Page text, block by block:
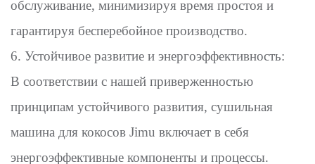
обслуживание, минимизируя время простоя и
гарантируя бесперебойное производство.
6. Устойчивое развитие и энергоэффективность:
В соответствии с нашей приверженностью
принципам устойчивого развития, сушильная
машина для кокосов Jimu включает в себя
энергоэффективные компоненты и процессы.